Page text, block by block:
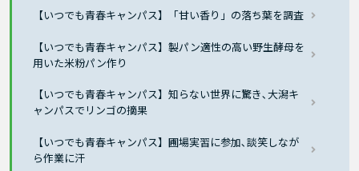
【いつでも青春キャンパス】「甘い香り」の落ち葉を調査
【いつでも青春キャンパス】製パン適性の高い野生酵母を
用いた米粉パン作り
【いつでも青春キャンパス】知らない世界に驚き､大潟キ
ャンパスでリンゴの摘果
【いつでも青春キャンパス】圃場実習に参加､談笑しなが
ら作業に汗